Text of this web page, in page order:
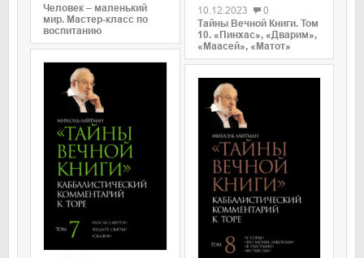
Человек – маленький
мир. Мастер-класс по
воспитанию
10.12.2023
0
Тайны Вечной Книги. Том
10. «Пинхас», «Дварим»,
«Маасей», «Матот»